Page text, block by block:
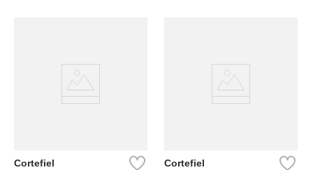
Cortefiel
Cortefiel